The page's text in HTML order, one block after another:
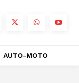
AUTO-MOTO